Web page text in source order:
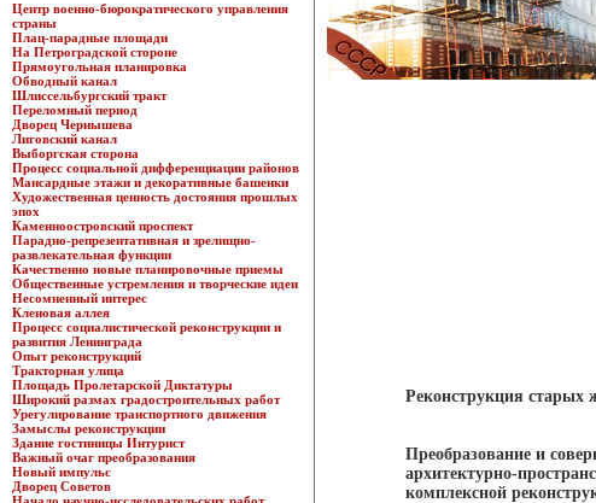
Центр военно-бюрократического управления
страны
Плац-парадные площади
На Петроградской стороне
Прямоугольная планировка
Обводный канал
Шлиссельбургский тракт
Переломный период
Дворец Чернышева
Лиговский канал
Выборгская сторона
Процесс социальной дифференциации районов
Мансардные этажи и декоративные башенки
Художественная ценность достояния прошлых
эпох
Каменноостровский проспект
Парадно-репрезентативная и зрелищно-
развлекательная функции
Качественно новые планировочные приемы
Общественные устремления и творческие идеи
Несомненный интерес
Кленовая аллея
Процесс социалистической реконструкции и
развития Ленинграда
Опыт реконструкций
Тракторная улица
Площадь Пролетарской Диктатуры
Широкий размах градостроительных работ
Урегулирование транспортного движения
Замыслы реконструкции
Здание гостиницы Интурист
Важный очаг преобразования
Новый импульс
Дворец Советов
Реконструкция старых
Преобразование и
архитектурно-
комплексной